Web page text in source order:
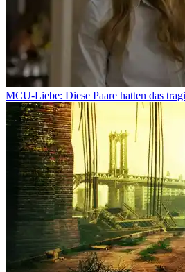
MCU-Liebe: Diese Paare hatten das